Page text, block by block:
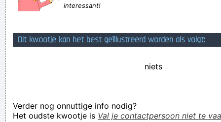
jezus zei tegen god, ik ben van de pot
hoge bomen , lange planken
'kleine stappen'... Ondertussen blijft men verder slapen.
interessant!
Dit kwootje kan het best geïllustreerd worden als volgt:
niets
Verder nog onnuttige info nodig?
Het oudste kwootje is Val je contactpersoon niet te